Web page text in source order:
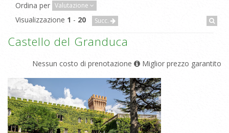
Ordina per Valutazione
Visualizzazione 1 - 20 Succ.
Castello del Granduca
Nessun costo di prenotazione Miglior prezzo garantito